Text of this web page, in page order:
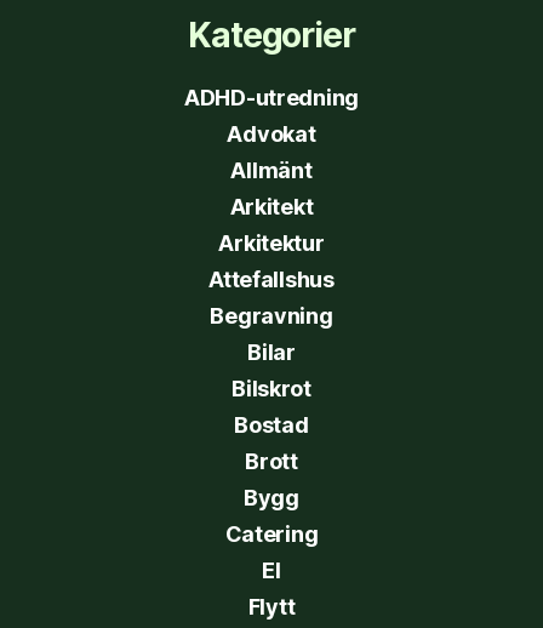
Kategorier
ADHD-utredning
Advokat
Allmänt
Arkitekt
Arkitektur
Attefallshus
Begravning
Bilar
Bilskrot
Bostad
Brott
Bygg
Catering
El
Flytt